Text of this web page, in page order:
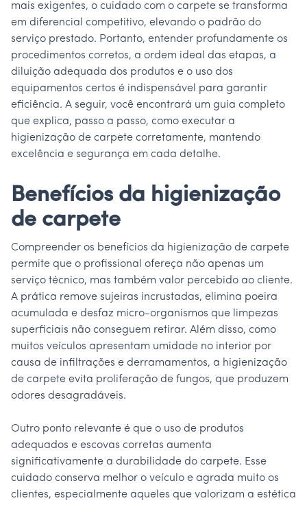
mais exigentes, o cuidado com o carpete se transforma
em diferencial competitivo, elevando o padrão do
serviço prestado. Portanto, entender profundamente os
procedimentos corretos, a ordem ideal das etapas, a
diluição adequada dos produtos e o uso dos
equipamentos certos é indispensável para garantir
eficiência. A seguir, você encontrará um guia completo
que explica, passo a passo, como executar a
higienização de carpete corretamente, mantendo
excelência e segurança em cada detalhe.
Benefícios da higienização
de carpete
Compreender os benefícios da higienização de carpete
permite que o profissional ofereça não apenas um
serviço técnico, mas também valor percebido ao cliente.
A prática remove sujeiras incrustadas, elimina poeira
acumulada e desfaz micro-organismos que limpezas
superficiais não conseguem retirar. Além disso, como
muitos veículos apresentam umidade no interior por
causa de infiltrações e derramamentos, a higienização
de carpete evita proliferação de fungos, que produzem
odores desagradáveis.
Outro ponto relevante é que o uso de produtos
adequados e escovas corretas aumenta
significativamente a durabilidade do carpete. Esse
cuidado conserva melhor o veículo e agrada muito os
clientes, especialmente aqueles que valorizam a estética